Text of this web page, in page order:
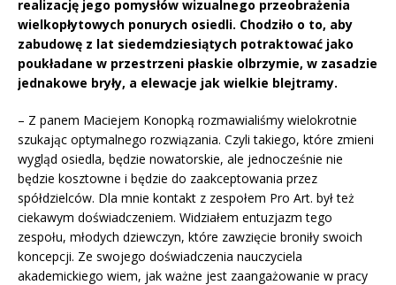
realizację jego pomysłów wizualnego przeobrażenia
wielkopłytowych ponurych osiedli. Chodziło o to, aby
zabudowę z lat siedemdziesiątych potraktować jako
poukładane w przestrzeni płaskie olbrzymie, w zasadzie
jednakowe bryły, a elewacje jak wielkie blejtramy.
– Z panem Maciejem Konopką rozmawialiśmy wielokrotnie
szukając optymalnego rozwiązania. Czyli takiego, które zmieni
wygląd osiedla, będzie nowatorskie, ale jednocześnie nie
będzie kosztowne i będzie do zaakceptowania przez
spółdzielców. Dla mnie kontakt z zespołem Pro Art. był też
ciekawym doświadczeniem. Widziałem entuzjazm tego
zespołu, młodych dziewczyn, które zawzięcie broniły swoich
koncepcji. Ze swojego doświadczenia nauczyciela
akademickiego wiem, jak ważne jest zaangażowanie w pracy